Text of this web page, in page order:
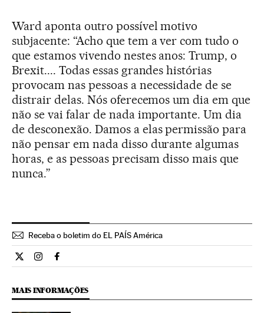
Ward aponta outro possível motivo
subjacente: “Acho que tem a ver com tudo o
que estamos vivendo nestes anos: Trump, o
Brexit.... Todas essas grandes histórias
provocam nas pessoas a necessidade de se
distrair delas. Nós oferecemos um dia em que
não se vai falar de nada importante. Um dia
de desconexão. Damos a elas permissão para
não pensar em nada disso durante algumas
horas, e as pessoas precisam disso mais que
nunca.”
Receba o boletim do EL PAÍS América
Cultura El País Brasil en Twitter
Cultura El País Brasil en Instagram
Cultura El País Brasil en Facebook
MAIS INFORMAÇÕES